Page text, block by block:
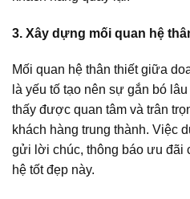
3. Xây dựng mối quan hệ
Mối quan hệ thân thiết giữa
là yếu tố tạo nên sự gắn bó
thấy được quan tâm và trân
khách hàng trung thành. Việc
gửi lời chúc, thông báo ưu đãi
hệ tốt đẹp này.